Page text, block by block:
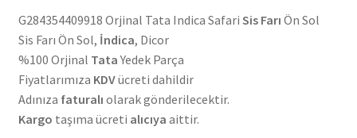
G284354409918 Orjinal Tata Indica Safari Sis Farı Ön Sol
Sis Farı Ön Sol, İndica, Dicor
%100 Orjinal TataYedek Parça
Fiyatlarımıza KDVücreti dahildir
Adınıza faturalı olarak gönderilecektir.
Kargo taşıma ücreti alıcıya aittir.